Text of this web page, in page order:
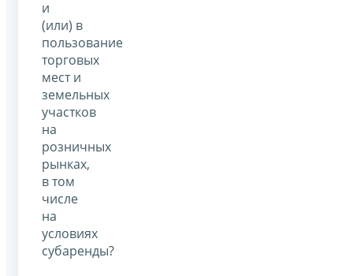
и
(или) в
пользование
торговых
мест и
земельных
участков
на
розничных
рынках,
в том
числе
на
условиях
субаренды?